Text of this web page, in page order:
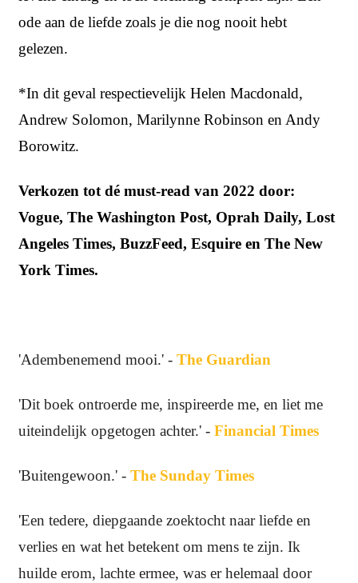
ode aan de liefde zoals je die nog nooit hebt
gelezen.
*In dit geval respectievelijk Helen Macdonald,
Andrew Solomon, Marilynne Robinson en Andy
Borowitz.
Verkozen tot dé must-read van 2022 door:
Vogue, The Washington Post, Oprah Daily, Lost
Angeles Times, BuzzFeed, Esquire en The New
York Times.
'Adembenemend mooi.' - The Guardian
'Dit boek ontroerde me, inspireerde me, en liet me
uiteindelijk opgetogen achter.' - Financial Times
'Buitengewoon.' - The Sunday Times
'Een tedere, diepgaande zoektocht naar liefde en
verlies en wat het betekent om mens te zijn. Ik
huilde erom, lachte ermee, was er helemaal door